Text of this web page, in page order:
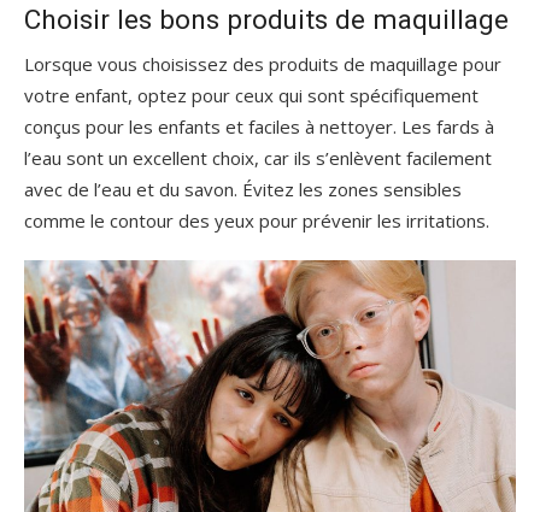
Choisir les bons produits de maquillage
Lorsque vous choisissez des produits de maquillage pour
votre enfant, optez pour ceux qui sont spécifiquement
conçus pour les enfants et faciles à nettoyer. Les fards à
l’eau sont un excellent choix, car ils s’enlèvent facilement
avec de l’eau et du savon. Évitez les zones sensibles
comme le contour des yeux pour prévenir les irritations.